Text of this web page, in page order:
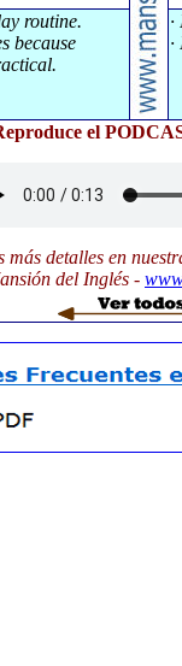
routine.
because
el
más detalles en
del Inglés -